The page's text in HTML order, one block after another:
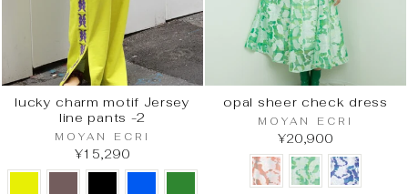
lucky charm motif Jersey
line pants -2
MOYAN ECRI
¥15,290
opal sheer check dress
MOYAN ECRI
¥20,900